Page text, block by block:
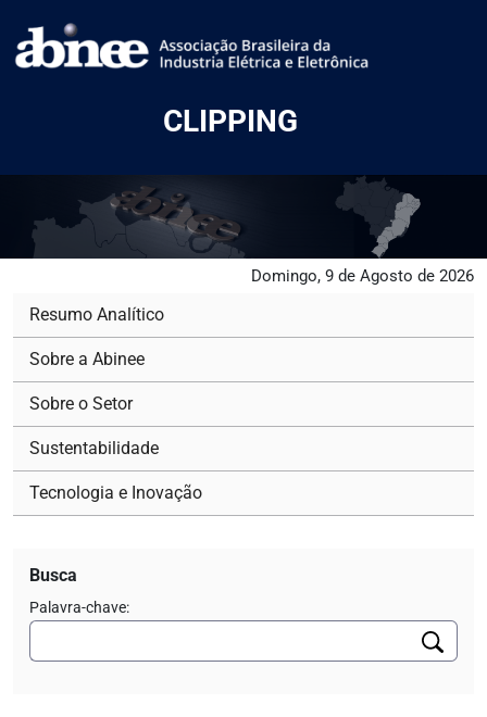
CLIPPING
Domingo, 9 de Agosto de 2026
Resumo Analítico
Sobre a Abinee
Sobre o Setor
Sustentabilidade
Tecnologia e Inovação
Busca
Palavra-chave: